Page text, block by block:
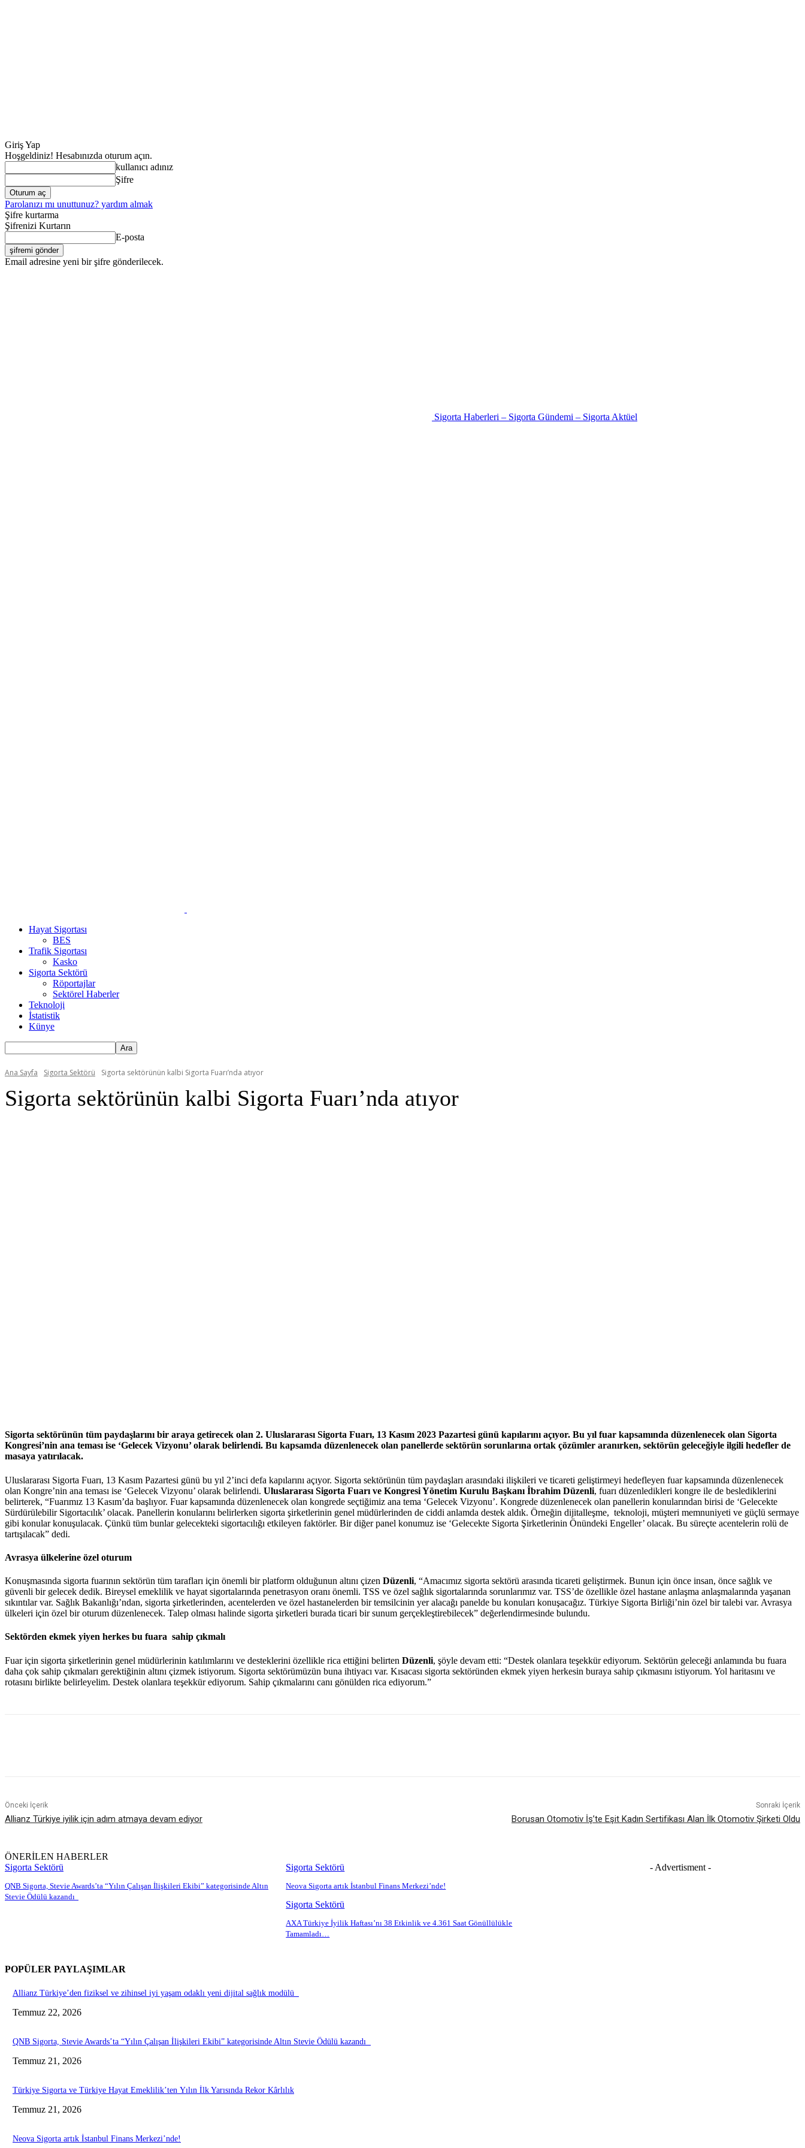
Giriş Yap
Hoşgeldiniz! Hesabınızda oturum açın.
kullanıcı adınız
Şifre
Parolanızı mı unuttunuz? yardım almak
Şifre kurtarma
Şifrenizi Kurtarın
E-posta
Email adresine yeni bir şifre gönderilecek.
Sigorta Haberleri – Sigorta Gündemi – Sigorta Aktüel
Hayat Sigortası
BES
Trafik Sigortası
Kasko
Sigorta Sektörü
Röportajlar
Sektörel Haberler
Teknoloji
İstatistik
Künye
Ana Sayfa Sigorta Sektörü Sigorta sektörünün kalbi Sigorta Fuarı’nda atıyor
Sigorta sektörünün kalbi Sigorta Fuarı’nda atıyor
Sigorta sektörünün tüm paydaşlarını bir araya getirecek olan 2. Uluslararası Sigorta Fuarı, 13 Kasım 2023 Pazartesi günü kapılarını açıyor. Bu yıl fuar kapsamında düzenlenecek olan Sigorta
Kongresi’nin ana teması ise ‘Gelecek Vizyonu’ olarak belirlendi. Bu kapsamda düzenlenecek olan panellerde sektörün sorunlarına ortak çözümler aranırken, sektörün geleceğiyle ilgili hedefler de
masaya yatırılacak.
Uluslararası Sigorta Fuarı, 13 Kasım Pazartesi günü bu yıl 2’inci defa kapılarını açıyor. Sigorta sektörünün tüm paydaşları arasındaki ilişkileri ve ticareti geliştirmeyi hedefleyen fuar kapsamında düzenlenecek
olan Kongre’nin ana teması ise ‘Gelecek Vizyonu’ olarak belirlendi. Uluslararası Sigorta Fuarı ve Kongresi Yönetim Kurulu Başkanı İbrahim Düzenli, fuarı düzenledikleri kongre ile de beslediklerini
belirterek, “Fuarımız 13 Kasım’da başlıyor. Fuar kapsamında düzenlenecek olan kongrede seçtiğimiz ana tema ‘Gelecek Vizyonu’. Kongrede düzenlenecek olan panellerin konularından birisi de ‘Gelecekte
Sürdürülebilir Sigortacılık’ olacak. Panellerin konularını belirlerken sigorta şirketlerinin genel müdürlerinden de ciddi anlamda destek aldık. Örneğin dijitalleşme, teknoloji, müşteri memnuniyeti ve güçlü sermaye
gibi konular konuşulacak. Çünkü tüm bunlar gelecekteki sigortacılığı etkileyen faktörler. Bir diğer panel konumuz ise ‘Gelecekte Sigorta Şirketlerinin Önündeki Engeller’ olacak. Bu süreçte acentelerin rolü de
tartışılacak” dedi.
Avrasya ülkelerine özel oturum
Konuşmasında sigorta fuarının sektörün tüm tarafları için önemli bir platform olduğunun altını çizen Düzenli, “Amacımız sigorta sektörü arasında ticareti geliştirmek. Bunun için önce insan, önce sağlık ve
güvenli bir gelecek dedik. Bireysel emeklilik ve hayat sigortalarında penetrasyon oranı önemli. TSS ve özel sağlık sigortalarında sorunlarımız var. TSS’de özellikle özel hastane anlaşma anlaşmalarında yaşanan
sıkıntılar var. Sağlık Bakanlığı’ndan, sigorta şirketlerinden, acentelerden ve özel hastanelerden bir temsilcinin yer alacağı panelde bu konuları konuşacağız. Türkiye Sigorta Birliği’nin özel bir talebi var. Avrasya
ülkeleri için özel bir oturum düzenlenecek. Talep olması halinde sigorta şirketleri burada ticari bir sunum gerçekleştirebilecek” değerlendirmesinde bulundu.
Sektörden ekmek yiyen herkes bu fuara sahip çıkmalı
Fuar için sigorta şirketlerinin genel müdürlerinin katılımlarını ve desteklerini özellikle rica ettiğini belirten Düzenli, şöyle devam etti: “Destek olanlara teşekkür ediyorum. Sektörün geleceği anlamında bu fuara
daha çok sahip çıkmaları gerektiğinin altını çizmek istiyorum. Sigorta sektörümüzün buna ihtiyacı var. Kısacası sigorta sektöründen ekmek yiyen herkesin buraya sahip çıkmasını istiyorum. Yol haritasını ve
rotasını birlikte belirleyelim. Destek olanlara teşekkür ediyorum. Sahip çıkmalarını canı gönülden rica ediyorum.”
Önceki İçerik
Allianz Türkiye iyilik için adım atmaya devam ediyor
Sonraki İçerik
Borusan Otomotiv İş’te Eşit Kadın Sertifikası Alan İlk Otomotiv Şirketi Oldu
ÖNERİLEN HABERLER
Sigorta Sektörü
QNB Sigorta, Stevie Awards’ta “Yılın Çalışan İlişkileri Ekibi” kategorisinde Altın
Stevie Ödülü kazandı
Sigorta Sektörü
Neova Sigorta artık İstanbul Finans Merkezi’nde!
Sigorta Sektörü
AXA Türkiye İyilik Haftası’nı 38 Etkinlik ve 4.361 Saat Gönüllülükle
Tamamladı…
- Advertisment -
POPÜLER PAYLAŞIMLAR
Allianz Türkiye’den fiziksel ve zihinsel iyi yaşam odaklı yeni dijital sağlık modülü
Temmuz 22, 2026
QNB Sigorta, Stevie Awards’ta “Yılın Çalışan İlişkileri Ekibi” kategorisinde Altın Stevie Ödülü kazandı
Temmuz 21, 2026
Türkiye Sigorta ve Türkiye Hayat Emeklilik’ten Yılın İlk Yarısında Rekor Kârlılık
Temmuz 21, 2026
Neova Sigorta artık İstanbul Finans Merkezi’nde!